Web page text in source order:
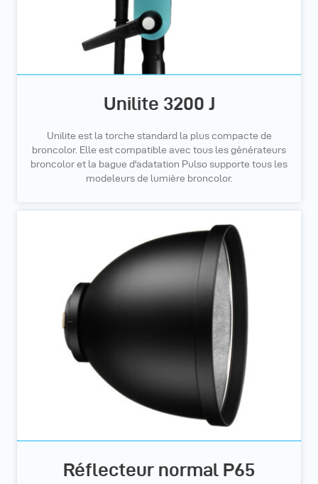
Unilite 3200 J
Unilite est la torche standard la plus compacte de
broncolor. Elle est compatible avec tous les générateurs
broncolor et la bague d'adatation Pulso supporte tous les
modeleurs de lumière broncolor.
Réflecteur normal P65